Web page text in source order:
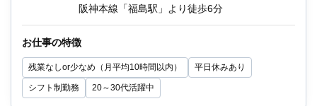
・アンチウイルスソフトのアップデータ確認
作業集計）
作業環境：Linux、Windows、JP1
教育制度：OJTあり
阪神本線「福島駅」より徒歩6分
お仕事の特徴
残業なしor少なめ（月平均10時間以内） 平日休みあり
シフト制勤務 20～30代活躍中